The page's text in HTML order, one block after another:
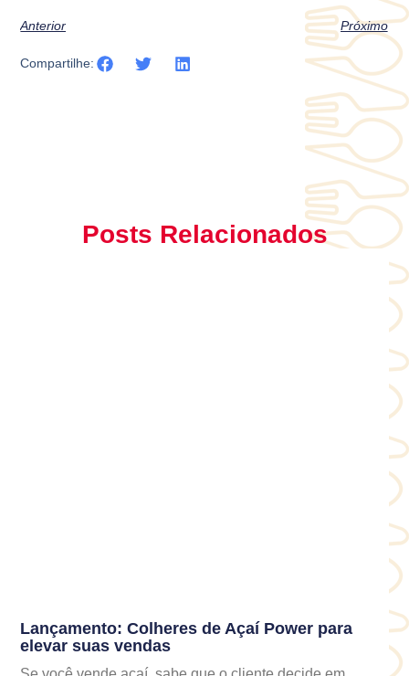
Anterior Próximo
Compartilhe:
Posts Relacionados
Lançamento: Colheres de Açaí Power para
elevar suas vendas